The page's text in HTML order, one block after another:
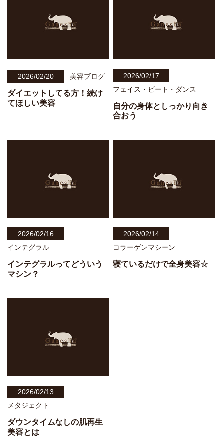
2026/02/20 美容ブログ
ダイエットしてる方！続け
てほしい美容
2026/02/17
フェイス・ビート・ダンス
自分の身体としっかり向き
合おう
2026/02/16
インテグラル
インテグラルってどういう
マシン？
2026/02/14
コラーゲンマシーン
寝ているだけで全身美容☆
2026/02/13
メタジェクト
ダウンタイムなしの肌再生
美容とは